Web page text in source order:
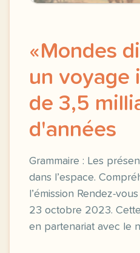
«Mondes
un voyage
de 3,5
d'années
Grammaire : Les
dans l’espace.
l’émission Rendez-
23 octobre 2023.
en partenariat avec le